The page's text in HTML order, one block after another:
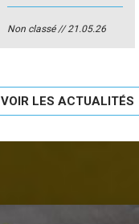
Non classé 21.05.26
VOIR LES ACTUALITÉS